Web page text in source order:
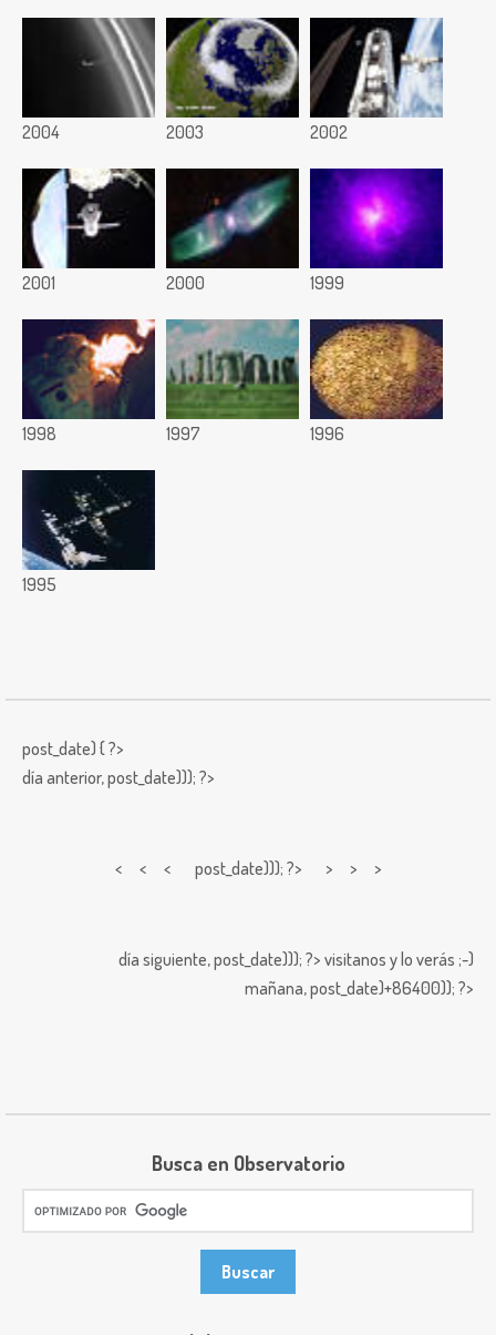
2004 2003 2002
2001 2000 1999
1998 1997 1996
1995
post_date) { ?>
día anterior,post_date))); ?>
< < < post_date))); ?> > > >
día siguiente,post_date))); ?> visitanos y lo verás ;-)
mañana,post_date)+86400)); ?>
Busca en Observatorio